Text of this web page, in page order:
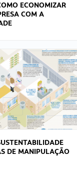
ECONOMIZAR
COM A
DE MANIPULAÇÃO